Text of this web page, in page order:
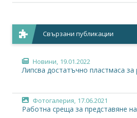
Свързани публикации
Новини, 19.01.2022
Липсва достатъчно пластмаса за
Фотогалерия, 17.06.2021
Работна среща за представяне